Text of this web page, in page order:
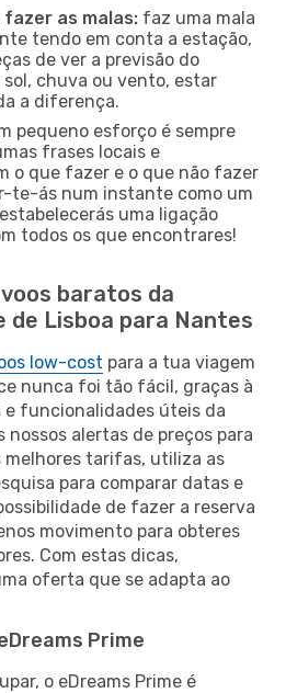
fazer as malas: faz uma mala
tendo em conta a estação,
de ver a previsão do
chuva ou vento, estar
a diferença.
pequeno esforço é sempre
frases locais e
o que fazer e o que não fazer
te-ás num instante como um
uma ligação
todos os que encontrares!
baratos da
de Lisboa para Nantes
low-cost para a tua viagem
nunca foi tão fácil, graças à
funcionalidades úteis da
nossos alertas de preços para
melhores tarifas, utiliza as
para comparar datas e
de fazer a reserva
movimento para obteres
Com estas dicas,
oferta que se adapta ao
Prime
o eDreams Prime é